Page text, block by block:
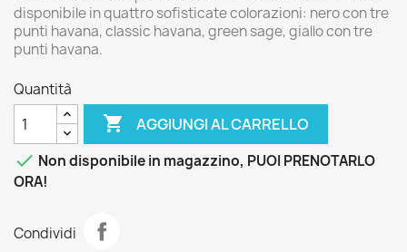
disponibile in quattro sofisticate colorazioni: nero con tre
punti havana, classic havana, green sage, giallo con tre
punti havana.
Quantità
 AGGIUNGI AL CARRELLO
 Non disponibile in magazzino, PUOI PRENOTARLO
ORA!
Condividi